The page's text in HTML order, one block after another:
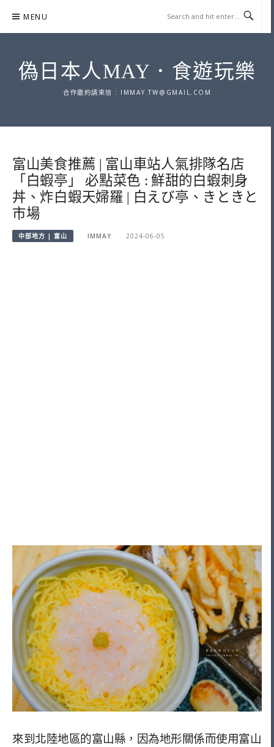
content
MENU
偽日本人MAY．食遊玩樂
合作邀約請來信 : IMMAY.TW@GMAIL.COM
富山美食推薦 | 富山車站人氣排隊名店
「白蝦亭」 必點菜色 : 鮮甜的白蝦刺身
丼、炸白蝦天婦羅 | 白えび亭、きときと
市場
中部地方 | 富山 IMMAY 2024-06-05
來到北陸地區的富山縣，因為地形關係而使用富山